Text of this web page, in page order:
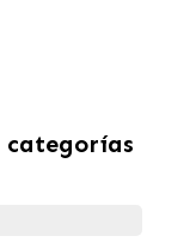
categorías